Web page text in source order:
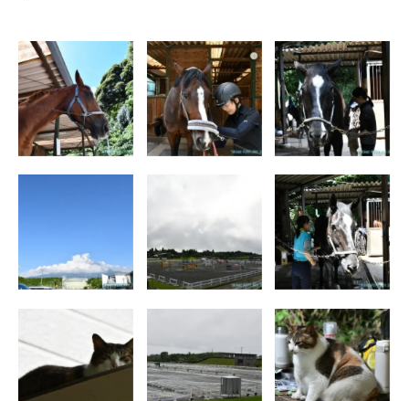
2026年8月8日
(土) 立秋は過
ぎましたが
2026年8月1日
(土) 夏本番！
2026年7月25日
(土) 午後から
不安定な天気
会2026 Part Ⅱ
日本障害馬術大
会2026 Part Ⅱ
2026年7月11日
(土) まるで梅
雨明け
2026年7月4日
(土) 予報より
好天
(日) 御殿場馬
場馬術競技会
Part Ⅱ
2026年6月20日
(土) 雨に煙る